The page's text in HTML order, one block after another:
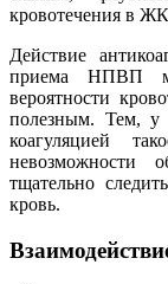
кровотечения в
Действие
приема НПВП
вероятности
полезным. Тем, у
коагуляцией
невозможности
тщательно
кровь.